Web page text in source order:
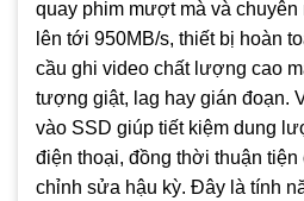
quay phim mượt mà và
lên tới 950MB/s, thiết bị hoàn
cầu ghi video chất lượng cao
tượng giật, lag hay gián đoạn.
vào SSD giúp tiết kiệm dung
điện thoại, đồng thời thuận
chỉnh sửa hậu kỳ. Đây là tính